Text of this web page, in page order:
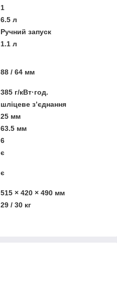
1
6.5 л
Ручний запуск
1.1 л
88 / 64 мм
385 г/кВт·год.
шліцеве з’єднання
25 мм
63.5 мм
6
є
є
515 × 420 × 490 мм
29 / 30 кг